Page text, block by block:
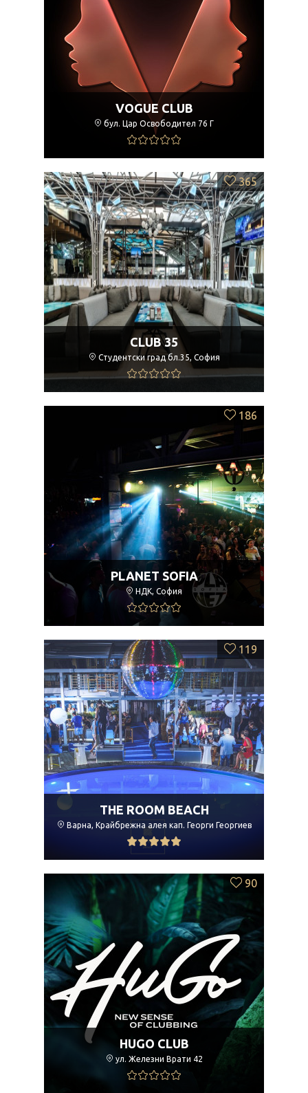
VOGUE CLUB
бул. Цар Освободител 76 Г
365
CLUB 35
Студентски град бл.35, София
186
PLANET SOFIA
НДК, София
119
THE ROOM BEACH
Варна, Крайбрежна алея кап. Георги Георгиев
90
HUGO CLUB
ул. Железни Врати 42